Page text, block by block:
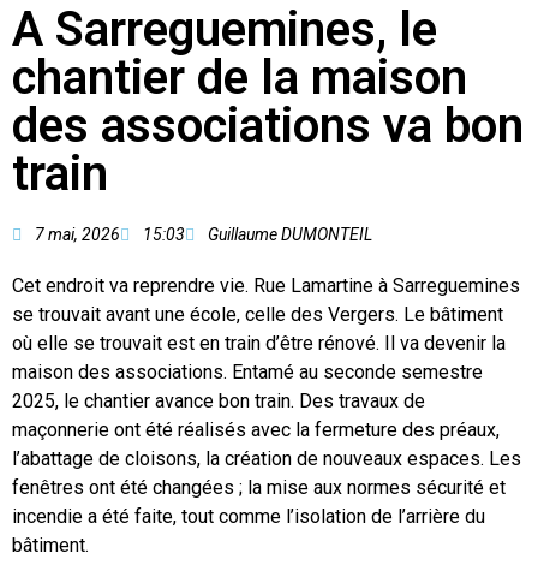
A Sarreguemines, le
chantier de la maison
des associations va bon
train
7 mai, 2026 15:03 Guillaume DUMONTEIL
Cet endroit va reprendre vie. Rue Lamartine à Sarreguemines
se trouvait avant une école, celle des Vergers. Le bâtiment
où elle se trouvait est en train d’être rénové. Il va devenir la
maison des associations. Entamé au seconde semestre
2025, le chantier avance bon train. Des travaux de
maçonnerie ont été réalisés avec la fermeture des préaux,
l’abattage de cloisons, la création de nouveaux espaces. Les
fenêtres ont été changées ; la mise aux normes sécurité et
incendie a été faite, tout comme l’isolation de l’arrière du
bâtiment.